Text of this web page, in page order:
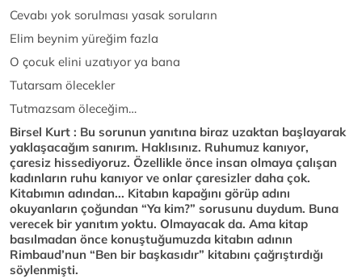
Cevabı yok sorulması yasak soruların
Elim beynim yüreğim fazla
O çocuk elini uzatıyor ya bana
Tutarsam ölecekler
Tutmazsam öleceğim…
Birsel Kurt : Bu sorunun yanıtına biraz uzaktan başlayarak
yaklaşacağım sanırım. Haklısınız. Ruhumuz kanıyor,
çaresiz hissediyoruz. Özellikle önce insan olmaya çalışan
kadınların ruhu kanıyor ve onlar çaresizler daha çok.
Kitabımın adından... Kitabın kapağını görüp adını
okuyanların çoğundan “Ya kim?” sorusunu duydum. Buna
verecek bir yanıtım yoktu. Olmayacak da. Ama kitap
basılmadan önce konuştuğumuzda kitabın adının
Rimbaud’nun “Ben bir başkasıdır” kitabını çağrıştırdığı
söylenmişti.